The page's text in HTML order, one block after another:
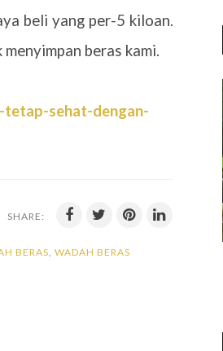
beli yang per-5 kiloan.
beras kami.
sehat-dengan-
SHARE:
BERAS, WADAH BERAS